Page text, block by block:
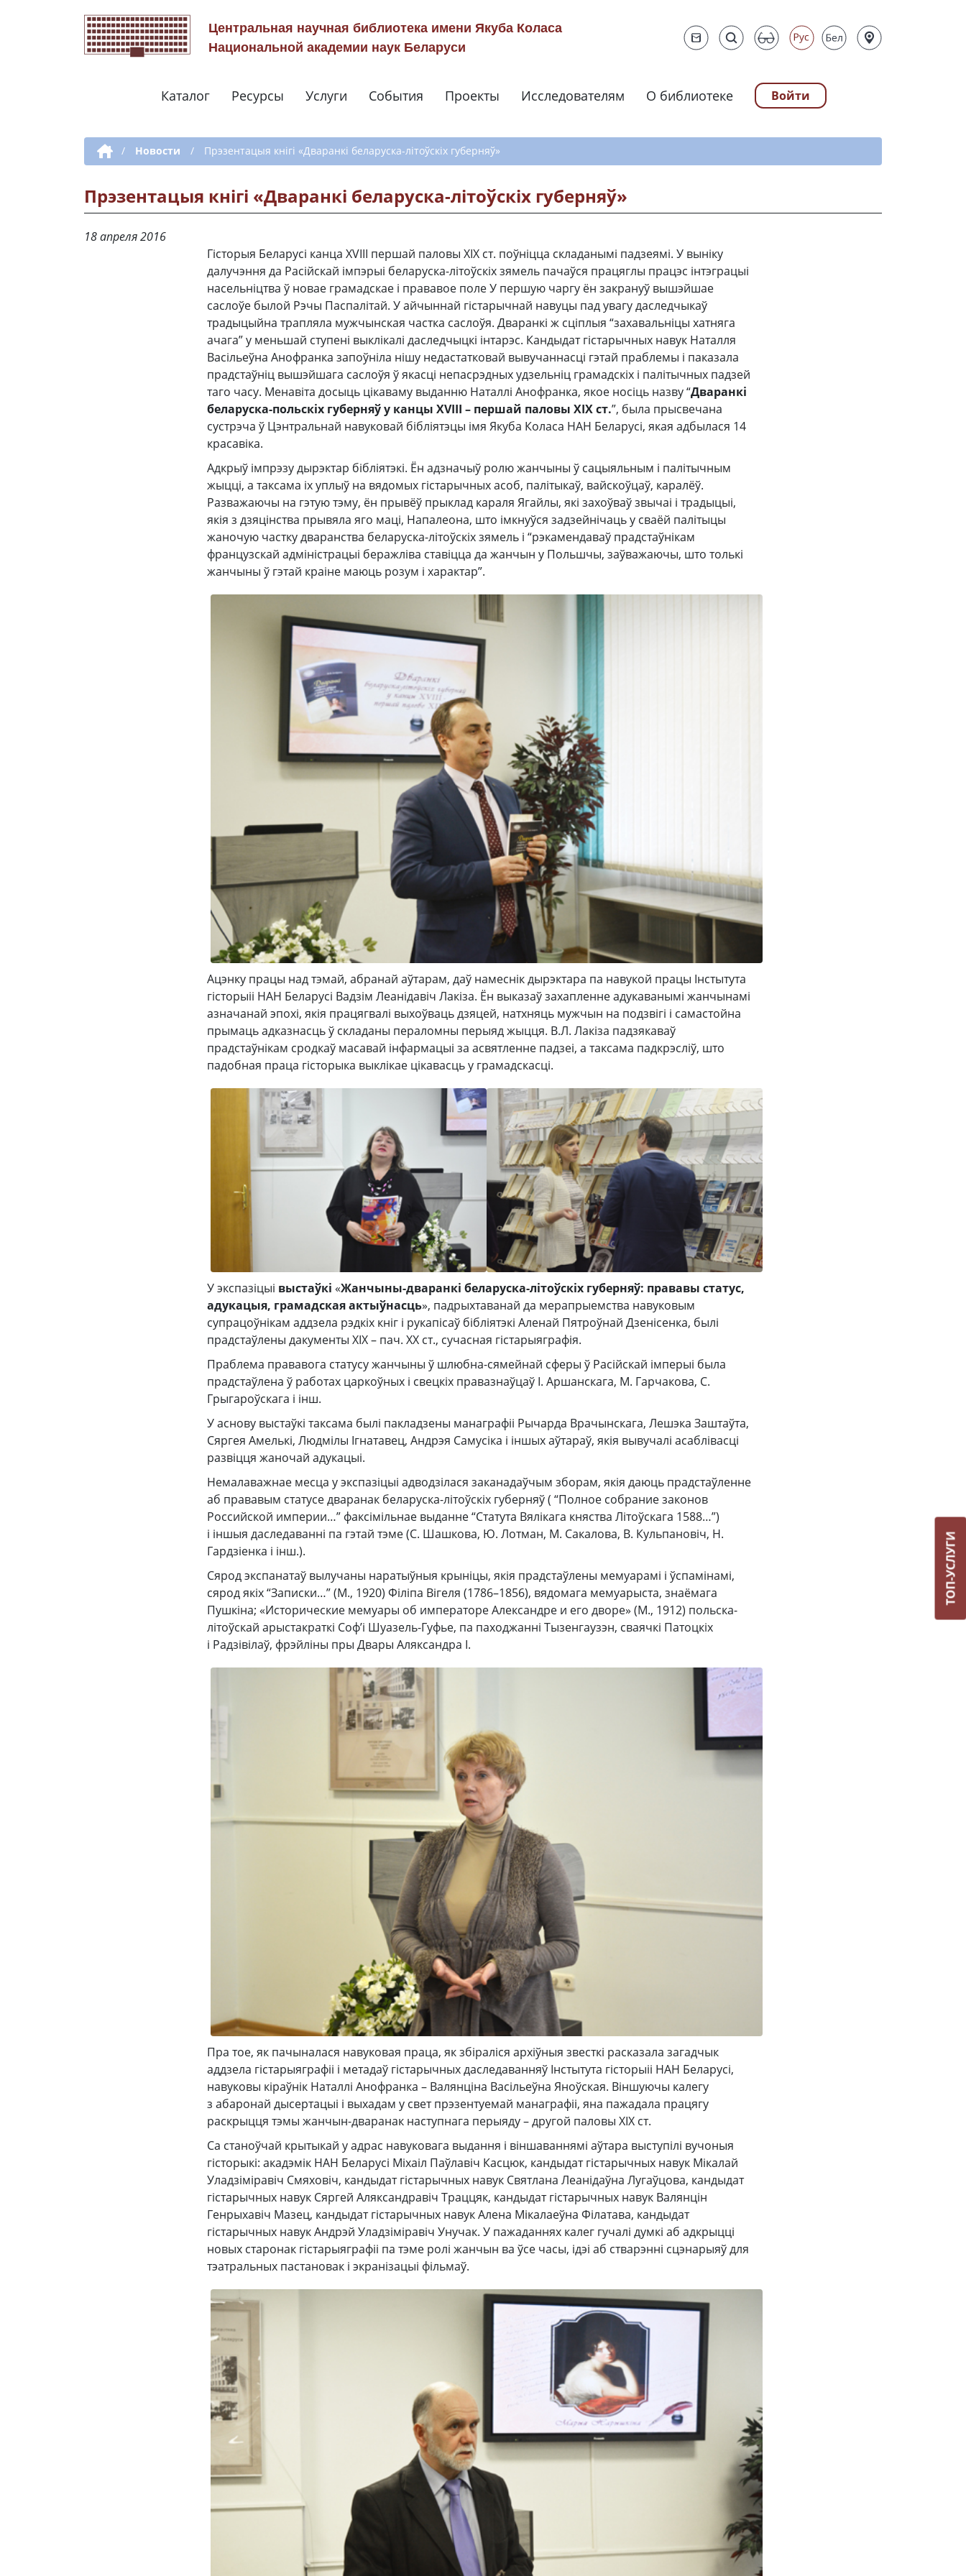
Центральная научная библиотека имени Якуба Коласа
Национальной академии наук Беларуси
Навигация по сайту
Каталог Ресурсы Услуги События Проекты Исследователям О библиотеке Войти
Дополнительная навигация
/ Новости / Прэзентацыя кнігі «Дваранкі беларуска-літоўскіх губерняў»
Прэзентацыя кнігі «Дваранкі беларуска-літоўскіх губерняў»
18 апреля 2016
Гісторыя Беларусі канца ХVIII першай паловы XIX ст. поўніцца складанымі падзеямі. У выніку
далучэння да Расійскай імпэрыі беларуска-літоўскіх зямель пачаўся працяглы працэс інтэграцыі
насельніцтва ў новае грамадскае і прававое поле У першую чаргу ён закрануў вышэйшае
саслоўе былой Рэчы Паспалітай. У айчыннай гістарычнай навуцы пад увагу даследчыкаў
традыцыйна трапляла мужчынская частка саслоўя. Дваранкі ж сціплыя “захавальніцы хатняга
ачага” у меньшай ступені выклікалі даследчыцкі інтарэс. Кандыдат гістарычных навук Наталля
Васільеўна Анофранка запоўніла нішу недастатковай вывучаннасці гэтай праблемы і паказала
прадстаўніц вышэйшага саслоўя ў якасці непасрэдных удзельніц грамадскіх і палітычных падзей
таго часу. Менавіта досыць цікаваму выданню Наталлі Анофранка, якое носіць назву “Дваранкі
беларуска-польскіх губерняў у канцы ХVIII – першай паловы XIX ст.”, была прысвечана
сустрэча ў Цэнтральнай навуковай бібліятэцы імя Якуба Коласа НАН Беларусі, якая адбылася 14
красавіка.
Адкрыў імпрэзу дырэктар бібліятэкі. Ён адзначыў ролю жанчыны ў сацыяльным і палітычным
жыцці, а таксама іх уплыў на вядомых гістарычных асоб, палітыкаў, вайскоўцаў, каралёў.
Разважаючы на гэтую тэму, ён прывёў прыклад караля Ягайлы, які захоўваў звычаі і традыцыі,
якія з дзяцінства прывяла яго маці, Напалеона, што імкнуўся задзейнічаць у сваёй палітыцы
жаночую частку дваранства беларуска-літоўскіх зямель і “рэкамендаваў прадстаўнікам
французскай адміністрацыі беражліва ставіцца да жанчын у Польшчы, заўважаючы, што толькі
жанчыны ў гэтай краіне маюць розум і характар”.
Ацэнку працы над тэмай, абранай аўтарам, даў намеснік дырэктара па навукой працы Інстытута
гісторыіі НАН Беларусі Вадзім Леанідавіч Лакіза. Ён выказаў захапленне адукаванымі жанчынамі
азначанай эпохі, якія працягвалі выхоўваць дзяцей, натхняць мужчын на подзвігі і самастойна
прымаць адказнасць ў складаны пераломны перыяд жыцця. В.Л. Лакіза падзякаваў
прадстаўнікам сродкаў масавай інфармацыі за асвятленне падзеі, а таксама падкрэсліў, што
падобная праца гісторыка выклікае цікавасць у грамадскасці.
У экспазіцыі выстаўкі «Жанчыны-дваранкі беларуска-літоўскіх губерняў: прававы статус,
адукацыя, грамадская актыўнасць», падрыхтаванай да мерапрыемства навуковым
супрацоўнікам аддзела рэдкіх кніг і рукапісаў бібліятэкі Аленай Пятроўнай Дзенісенка, былі
прадстаўлены дакументы XIX – пач. ХХ ст., сучасная гістарыяграфія.
Праблема прававога статусу жанчыны ў шлюбна-сямейнай сферы ў Расійскай імперыі была
прадстаўлена ў работах царкоўных і свецкіх правазнаўцаў І. Аршанскага, М. Гарчакова, С.
Грыгароўскага і інш.
У аснову выстаўкі таксама былі пакладзены манаграфіі Рычарда Врачынскага, Лешэка Заштаўта,
Сяргея Амелькі, Людмілы Ігнатавец, Андрэя Самусіка і іншых аўтараў, якія вывучалі асаблівасці
развіцця жаночай адукацыі.
Немалаважнае месца у экспазіцыі адводзілася заканадаўчым зборам, якія даюць прадстаўленне
аб прававым статусе дваранак беларуска-літоўскіх губерняў ( “Полное собрание законов
Российской империи…” факсімільнае выданне “Статута Вялікага княства Літоўскага 1588…”)
і іншыя даследаванні па гэтай тэме (С. Шашкова, Ю. Лотман, М. Сакалова, В. Кульпановіч, Н.
Гардзіенка і інш.).
Сярод экспанатаў вылучаны наратыўныя крыніцы, якія прадстаўлены мемуарамі і ўспамінамі,
сярод якіх “Записки…” (М., 1920) Філіпа Вігеля (1786–1856), вядомага мемуарыста, знаёмага
Пушкіна; «Исторические мемуары об императоре Александре и его дворе» (М., 1912) польска-
літоўскай арыстакраткі Соф’і Шуазель-Гуфье, па паходжанні Тызенгаузэн, сваячкі Патоцкіх
і Радзівілаў, фрэйліны пры Двары Аляксандра I.
Пра тое, як пачыналася навуковая праца, як збіраліся архіўныя звесткі расказала загадчык
аддзела гістарыяграфіі і метадаў гістарычных даследаванняў Інстытута гісторыіі НАН Беларусі,
навуковы кіраўнік Наталлі Анофранка – Валянціна Васільеўна Яноўская. Віншуючы калегу
з абаронай дысертацыі і выхадам у свет прэзентуемай манаграфіі, яна пажадала працягу
раскрыцця тэмы жанчын-дваранак наступнага перыяду – другой паловы XIX ст.
Са станоўчай крытыкай у адрас навуковага выдання і віншаваннямі аўтара выступілі вучоныя
гісторыкі: акадэмік НАН Беларусі Міхаіл Паўлавіч Касцюк, кандыдат гістарычных навук Мікалай
Уладзіміравіч Смяховіч, кандыдат гістарычных навук Святлана Леанідаўна Лугаўцова, кандыдат
гістарычных навук Сяргей Аляксандравіч Траццяк, кандыдат гістарычных навук Валянцін
Генрыхавіч Мазец, кандыдат гістарычных навук Алена Мікалаеўна Філатава, кандыдат
гістарычных навук Андрэй Уладзіміравіч Унучак. У пажаданнях калег гучалі думкі аб адкрыцці
новых старонак гістарыяграфіі па тэме ролі жанчын ва ўсе часы, ідэі аб стварэнні сцэнарыяў для
тэатральных пастановак і экранізацыі фільмаў.
ТОП-УСЛУГИ